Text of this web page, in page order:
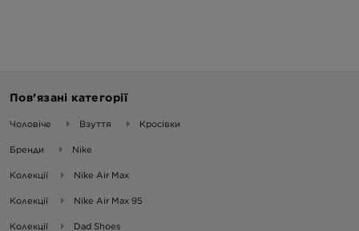
Пов’язані категорії
Чоловіче Взуття Кросівки
Бренди Nike
Колекції Nike Air Max
Колекції Nike Air Max 95
Колекції Dad Shoes